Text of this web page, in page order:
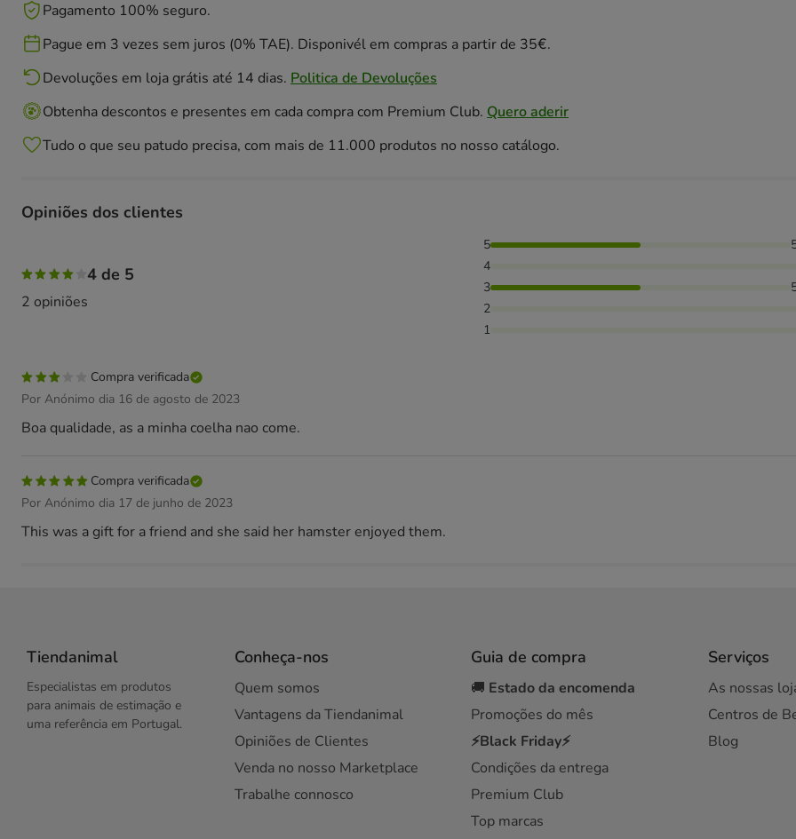
Pagamento 100% seguro.
Pague em 3 vezes sem juros (0% TAE). Disponivél em compras a partir de 35€.
Devoluções em loja grátis até 14 dias. Politica de Devoluções
Obtenha descontos e presentes em cada compra com Premium Club. Quero aderir
Tudo o que seu patudo precisa, com mais de 11.000 produtos no nosso catálogo.
Opiniões dos clientes
4 de 5
2 opiniões
50% das pessoas avaliaram com 5 estrelas, 50% das pessoas avaliaram com 3 estrelas,
5
4
3
2
1
Compra verificada
Por Anónimo dia 16 de agosto de 2023
Boa qualidade, as a minha coelha nao come.
Compra verificada
Por Anónimo dia 17 de junho de 2023
This was a gift for a friend and she said her hamster enjoyed them.
Tiendanimal
Especialistas em produtos
para animais de estimação e
uma referência em Portugal.
Conheça-nos
Quem somos
Vantagens da Tiendanimal
Opiniões de Clientes
Venda no nosso Marketplace
Trabalhe connosco
Guia de compra
🚚 Estado da encomenda
Promoções do mês
⚡Black Friday⚡
Condições da entrega
Premium Club
Top marcas
Serviços
As nossas
Centros de
Blog